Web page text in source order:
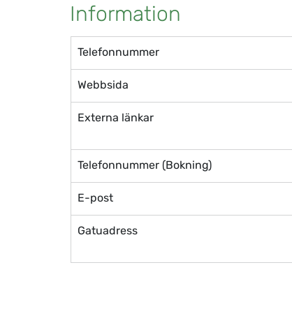
Information
Telefonnummer
Webbsida
Externa länkar
Telefonnummer (Bokning)
E-post
Gatuadress